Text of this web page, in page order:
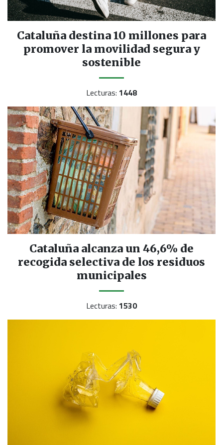
Cataluña destina 10 millones para
promover la movilidad segura y
sostenible
Lecturas: 1448
Cataluña alcanza un 46,6% de
recogida selectiva de los residuos
municipales
Lecturas: 1530